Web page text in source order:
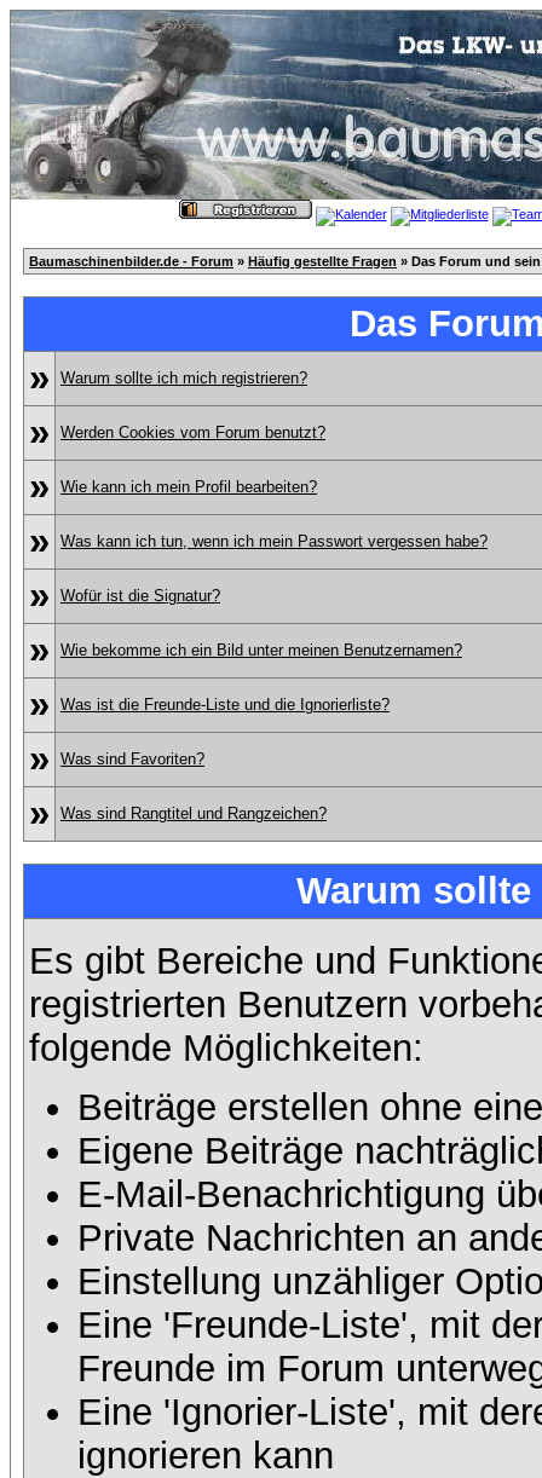
Baumaschinenbilder.de - Forum » Häufig gestellte Fragen » Das Forum und
Das
»
Warum sollte ich mich registrieren?
» Werden Cookies vom Forum benutzt?
» Wie kann ich mein Profil bearbeiten?
» Was kann ich tun, wenn ich mein Passwort vergessen habe?
» Wofür ist die Signatur?
» Wie bekomme ich ein Bild unter meinen Benutzernamen?
» Was ist die Freunde-Liste und die Ignorierliste?
» Was sind Favoriten?
» Was sind Rangtitel und Rangzeichen?
Warum
Es gibt Bereiche und
registrierten Benutzern
folgende Möglichkeiten:
Beiträge erstellen ohne
Eigene Beiträge
E-Mail-Benachrichtigung
Private Nachrichten an
Einstellung unzähliger
Eine 'Freunde-Liste', mit
Freunde im Forum
Eine 'Ignorier-Liste', mit
ignorieren kann